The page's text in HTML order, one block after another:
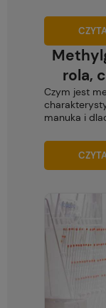
rola,
Czym jest
manuka i